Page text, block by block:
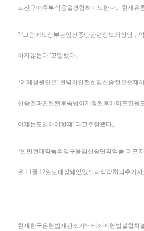
프진구매후부작용을경험하기도한다。현재유
?“그럼에도정부는임신중단관련정보와상담，
하지않는다”고말했다。
?이에청원인은“완벽히안전한임신중절은존재
신중절과관련된후속법이제정된후에미프진
이제는도입해야할때”라고주장했다。
?한편현대약품의경구용임신중단의약품‘미프
은 11월 12일로예정돼있었으나식약처의추가
현재한국은헌법재판소가낙태죄에헌법불합치